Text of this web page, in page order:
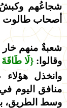
شجاعُهم وكبشُ
أصحاب طالوت
شعبةٌ منهم خار
وقالوا: {لَا
وانخذل
منافق اليوم
وسط الطريق،